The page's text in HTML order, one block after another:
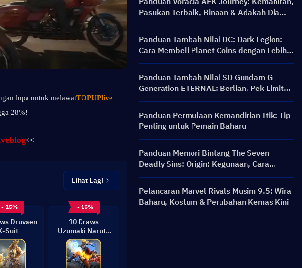
lupa untuk melawatTOPUPlive
28%!
<<
Lihat Lagi
- 15%
Druvaen
Suit
- 15%
10 Draws
Uzumaki Naruto
Gilt
Pasukan Terbaik, Binaan & Adakah Dia
Berbaloi untuk Diperoleh?
Panduan Tambah Nilai DC: Dark Legion:
Cara Membeli Planet Coins dengan Lebih
Murah & Selamat
Panduan Tambah Nilai SD Gundam G
Generation ETERNAL: Berlian, Pek Limit
Break, Harga, dan Kaedah Pengecasan
Semula
Panduan Permulaan Kemandirian Itik: Tip
Penting untuk Pemain Baharu
Panduan Memori Bintang The Seven
Deadly Sins: Origin: Kegunaan, Cara
Mendapatkan & Tip Perbelanjaan Terbaik
Pelancaran Marvel Rivals Musim 9.5: Wira
Baharu, Kostum & Perubahan Kemas Kini